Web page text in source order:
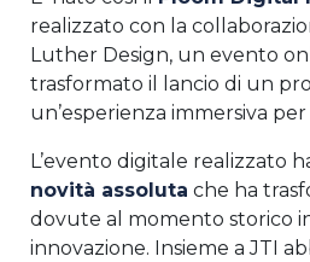
realizzato con la
Luther Design, un evento
trasformato il lancio di un
un’esperienza immersiva
L’evento digitale realizzato
novità assoluta che ha
dovute al momento storico
innovazione. Insieme a JTI